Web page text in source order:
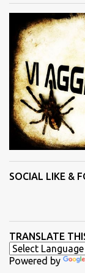
i
SOCIAL LIKE &
TRANSLATE
Powered by